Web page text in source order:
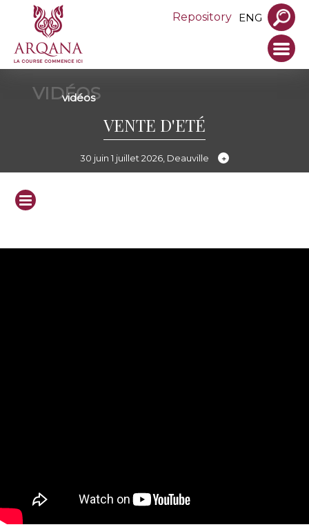
Repository ENG
VIDÉOS
vidéos
VENTE D'ETÉ
30 juin 1 juillet 2026, Deauville